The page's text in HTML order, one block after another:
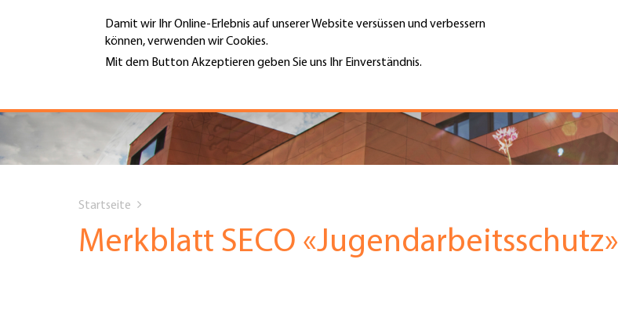
Damit wir Ihr Online-Erlebnis auf unserer Website versüssen und verbessern
können, verwenden wir Cookies.
Mit dem Button Akzeptieren geben Sie uns Ihr Einverständnis.
Hauptnavigation
PORTRÄT
DIENSTLEISTUNGEN
MENÜ
Top
Menu
are
Startseite
Merkblatt SECO «Jugendarbeitsschutz»